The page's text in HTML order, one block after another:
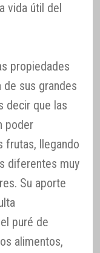
vida útil del
propiedades
de sus grandes
decir que las
poder
frutas, llegando
diferentes muy
Su aporte
puré de
alimentos,